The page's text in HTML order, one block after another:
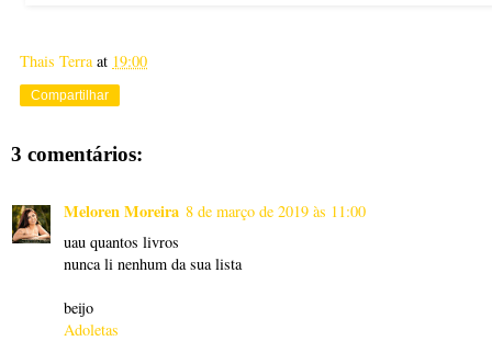
Thais Terra at 19:00
Compartilhar
3 comentários:
Meloren Moreira 8 de março de 2019 às 11:00
uau quantos livros
nunca li nenhum da sua lista
beijo
Adoletas